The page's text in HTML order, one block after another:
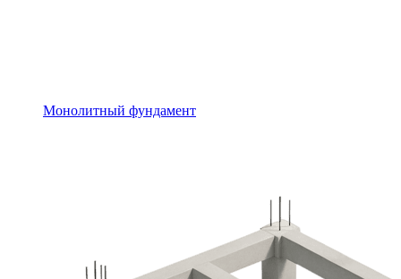
Монолитный фундамент